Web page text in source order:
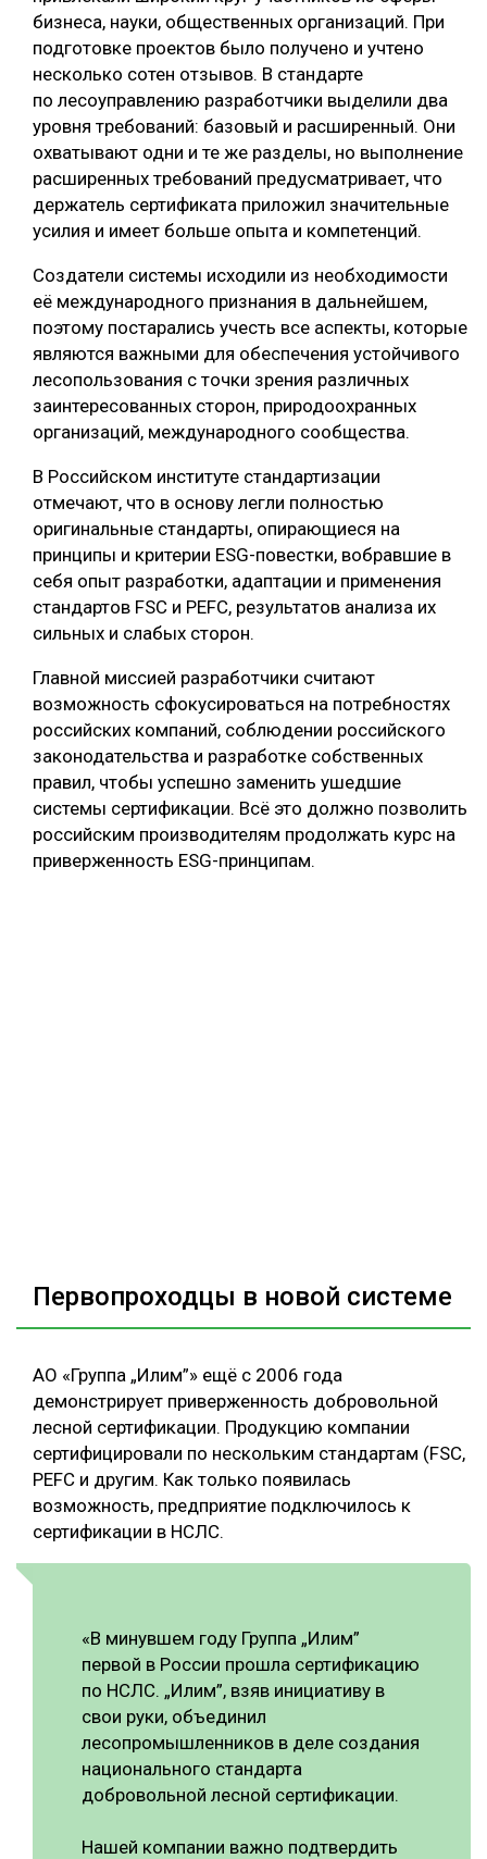
бизнеса, науки, общественных организаций. При
подготовке проектов было получено и учтено
несколько сотен отзывов. В стандарте
по лесоуправлению разработчики выделили два
уровня требований: базовый и расширенный. Они
охватывают одни и те же разделы, но выполнение
расширенных требований предусматривает, что
держатель сертификата приложил значительные
усилия и имеет больше опыта и компетенций.
Создатели системы исходили из необходимости
её международного признания в дальнейшем,
поэтому постарались учесть все аспекты, которые
являются важными для обеспечения устойчивого
лесопользования с точки зрения различных
заинтересованных сторон, природоохранных
организаций, международного сообщества.
В Российском институте стандартизации
отмечают, что в основу легли полностью
оригинальные стандарты, опирающиеся на
принципы и критерии ESG-повестки, вобравшие в
себя опыт разработки, адаптации и применения
стандартов FSC и PEFC, результатов анализа их
сильных и слабых сторон.
Главной миссией разработчики считают
возможность сфокусироваться на потребностях
российских компаний, соблюдении российского
законодательства и разработке собственных
правил, чтобы успешно заменить ушедшие
системы сертификации. Всё это должно позволить
российским производителям продолжать курс на
приверженность ESG-принципам.
Первопроходцы в новой системе
АО «Группа „Илим”» ещё с 2006 года
демонстрирует приверженность добровольной
лесной сертификации. Продукцию компании
сертифицировали по нескольким стандартам (FSC,
PEFС и другим. Как только появилась
возможность, предприятие подключилось к
сертификации в НСЛС.
«В минувшем году Группа „Илим”
первой в России прошла сертификацию
по НСЛС. „Илим”, взяв инициативу в
свои руки, объединил
лесопромышленников в деле создания
национального стандарта
добровольной лесной сертификации.
Нашей компании важно подтвердить